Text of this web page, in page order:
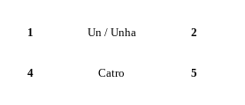
1 Un / Unha 2
4 Catro 5